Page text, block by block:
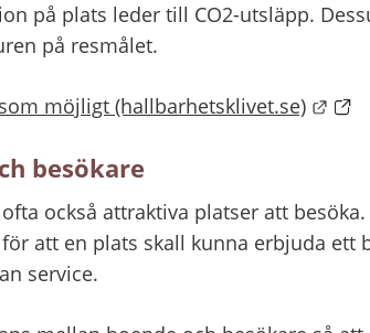
på plats leder till CO2-utsläpp.
på resmålet.
möjligt (hallbarhetsklivet.se)
besökare
också attraktiva platser att
att en plats skall kunna erbjuda ett
service.